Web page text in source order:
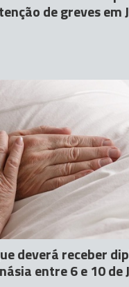
de greves em
deverá receber
entre 6 e 10 de